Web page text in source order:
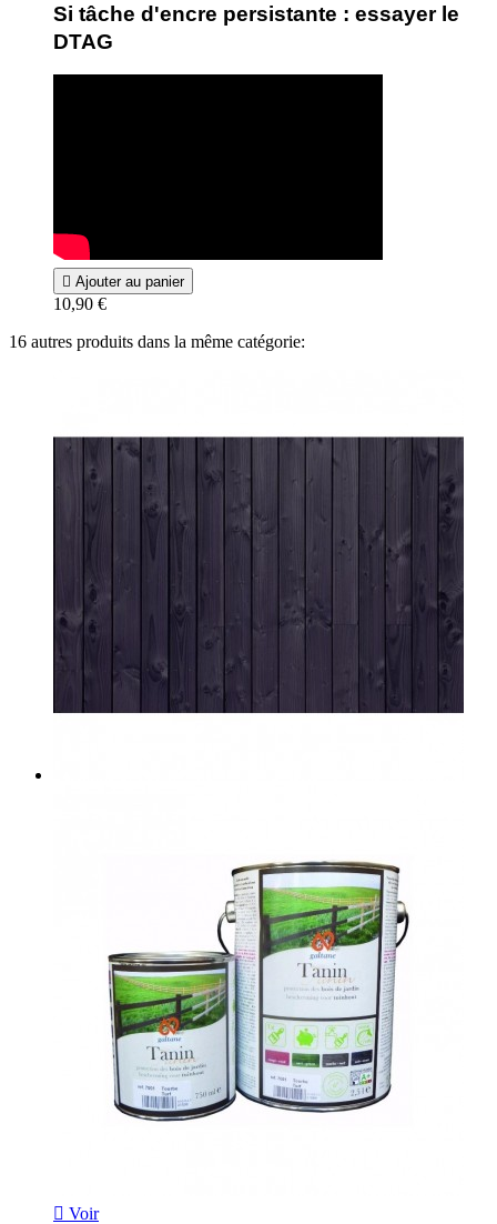
Si tâche d'encre persistante : essayer le
DTAG
 Ajouter au panier
10,90 €
16 autres produits dans la même catégorie:
 Voir